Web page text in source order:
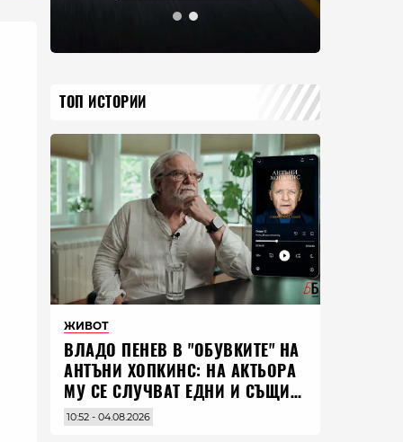
ТОП ИСТОРИИ
ЖИВОТ
ВЛАДO ПЕНЕВ В "ОБУВКИТЕ" НА
АНТЪНИ ХОПКИНС: НА АКТЬОРА
МУ СЕ СЛУЧВАТ ЕДНИ И СЪЩИ
НЕЩА ПО ЦЕЛИЯ СВЯТ
10:52 - 04.08.2026